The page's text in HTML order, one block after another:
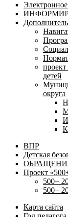
детей
округа
ВПР
Детская
Проект
500+
500+
Карта сайта